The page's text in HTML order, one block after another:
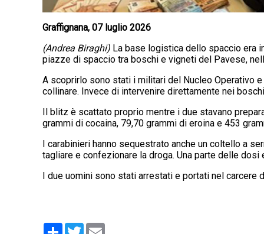
Graffignana, 07 luglio 2026
(Andrea Biraghi) La base logistica dello spaccio era
piazze di spaccio tra boschi e vigneti del Pavese,
A scoprirlo sono stati i militari del Nucleo Operativo
collinare. Invece di intervenire direttamente nei
Il blitz è scattato proprio mentre i due stavano
grammi di cocaina, 79,70 grammi di eroina e 453
I carabinieri hanno sequestrato anche un coltello a
tagliare e confezionare la droga. Una parte delle
I due uomini sono stati arrestati e portati nel
Condividi
Twitter